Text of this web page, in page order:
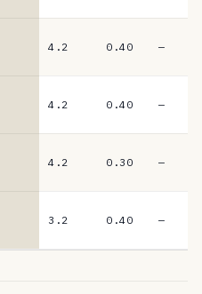
4.2 0.40 —
4.2 0.40 —
4.2 0.30 —
3.2 0.40 —